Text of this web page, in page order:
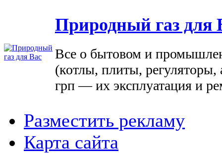
Природный газ для
Все о бытовом и
(котлы, плиты, регуляторы,
грп — их эксплуатация и
Разместить рекламу
Карта сайта